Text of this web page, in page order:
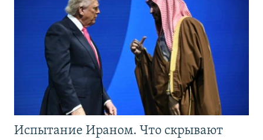
Испытание Ираном. Что скрывают